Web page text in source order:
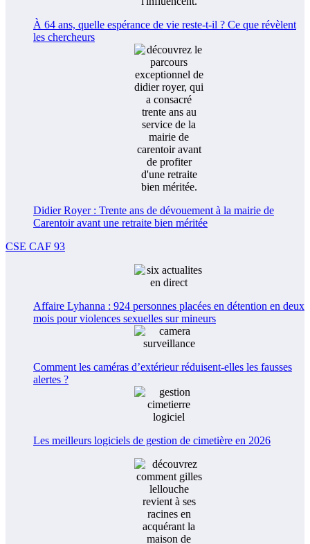
À 64 ans, quelle espérance de vie reste-t-il ? Ce que révèlent
les chercheurs
Didier Royer : Trente ans de dévouement à la mairie de
Carentoir avant une retraite bien méritée
CSE CAF 93
Affaire Lyhanna : 924 personnes placées en détention en deux
mois pour violences sexuelles sur mineurs
Comment les caméras d’extérieur réduisent-elles les fausses
alertes ?
Les meilleurs logiciels de gestion de cimetière en 2026